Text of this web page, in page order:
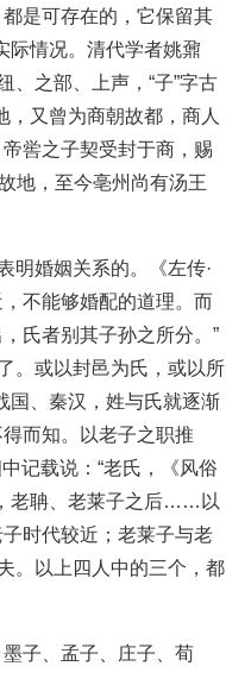
是可存在的，它保留其
际情况。清代学者姚鼐
、之部、上声，“子”字古
又曾为商朝故都，商人
喾之子契受封于商，赐
地，至今亳州尚有汤王
明婚姻关系的。《左传·
不能够婚配的道理。而
氏者别其子孙之所分。”
。或以封邑为氏，或以所
、秦汉，姓与氏就逐渐
而知。以老子之职推
记载说：“老氏，《风俗
老聃、老莱子之后……以
时代较近；老莱子与老
。以上四人中的三个，都
子、孟子、庄子、荀